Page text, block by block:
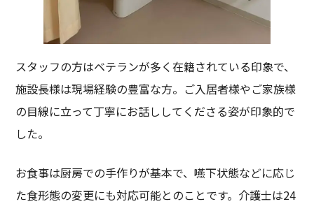
スタッフの方はベテランが多く在籍されている印象で、
施設長様は現場経験の豊富な方。ご入居者様やご家族様
の目線に立って丁寧にお話ししてくださる姿が印象的で
した。
お食事は厨房での手作りが基本で、嚥下状態などに応じ
た食形態の変更にも対応可能とのことです。介護士は24